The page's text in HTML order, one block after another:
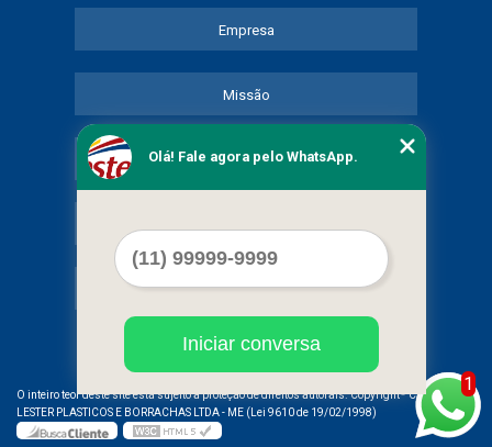
Empresa
Missão
Serviços
Mapa do site
O inteiro teor deste site está sujeito à proteção de direitos autorais. Copyright COMERCIAL
LESTER PLASTICOS E BORRACHAS LTDA - ME (Lei 9610 de 19/02/1998)
1
Olá! Fale agora pelo WhatsApp.
Iniciar conversa